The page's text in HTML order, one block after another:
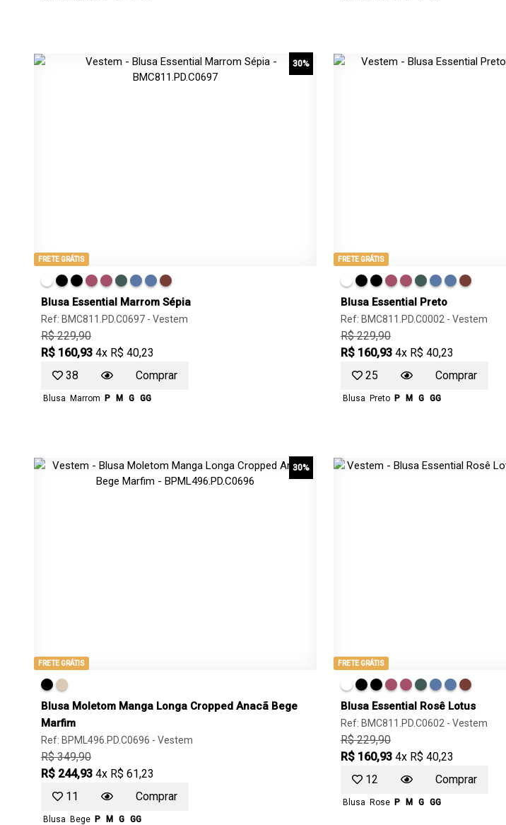
30%
FRETE GRÁTIS
Blusa Essential Marrom Sépia
Ref: BMC811.PD.C0697 - Vestem
R$ 229,90
R$ 160,93 4x R$ 40,23
38
Comprar
Blusa Marrom P M G GG
FRETE GRÁTIS
Blusa Essential Preto
Ref: BMC811.PD.C0002 - Vestem
R$ 229,90
R$ 160,93 4x R$ 40,23
25
Comprar
Blusa Preto P M G GG
30%
FRETE GRÁTIS
Blusa Moletom Manga Longa Cropped Anacã Bege
Marfim
Ref: BPML496.PD.C0696 - Vestem
R$ 349,90
R$ 244,93 4x R$ 61,23
11
Comprar
Blusa Bege P M G GG
FRETE GRÁTIS
Blusa Essential Rosê Lotus
Ref: BMC811.PD.C0602 - Vestem
R$ 229,90
R$ 160,93 4x R$ 40,23
12
Comprar
Blusa Rose P M G GG